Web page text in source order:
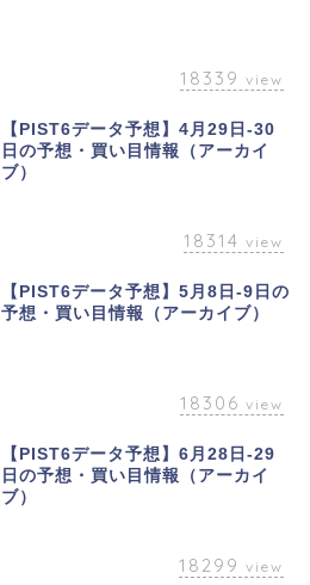
18339 view
【PIST6データ予想】4月29日-30
日の予想・買い目情報（アーカイ
ブ）
18314 view
【PIST6データ予想】5月8日-9日の
予想・買い目情報（アーカイブ）
18306 view
【PIST6データ予想】6月28日-29
日の予想・買い目情報（アーカイ
ブ）
18299 view